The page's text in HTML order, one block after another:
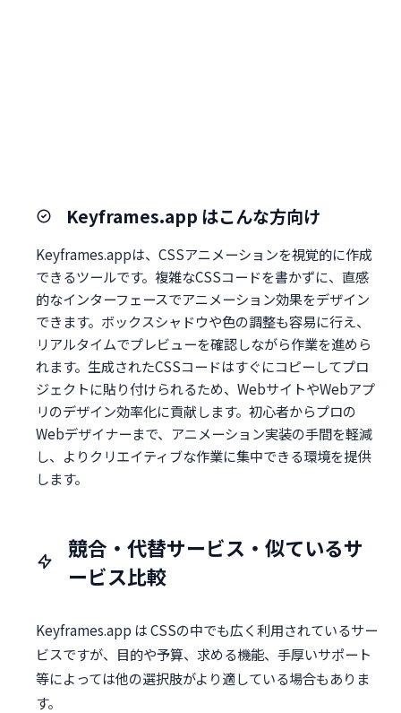
Keyframes.app はこんな方向け
Keyframes.appは、CSSアニメーションを視覚的に作成
できるツールです。複雑なCSSコードを書かずに、直感
的なインターフェースでアニメーション効果をデザイン
できます。ボックスシャドウや色の調整も容易に行え、
リアルタイムでプレビューを確認しながら作業を進めら
れます。生成されたCSSコードはすぐにコピーしてプロ
ジェクトに貼り付けられるため、WebサイトやWebアプ
リのデザイン効率化に貢献します。初心者からプロの
Webデザイナーまで、アニメーション実装の手間を軽減
し、よりクリエイティブな作業に集中できる環境を提供
します。
競合・代替サービス・似ているサ
ービス比較
Keyframes.app は CSSの中でも広く利用されているサー
ビスですが、目的や予算、求める機能、手厚いサポート
等によっては他の選択肢がより適している場合もありま
す。